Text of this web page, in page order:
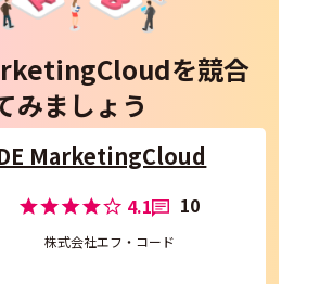
を競合
みましょう
MarketingCloud
4.1 10
株式会社エフ・コード